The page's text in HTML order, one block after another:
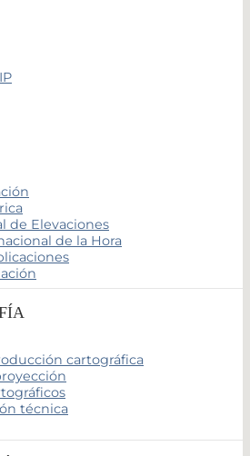
de Elevaciones
de la Hora
cartográfica
técnica